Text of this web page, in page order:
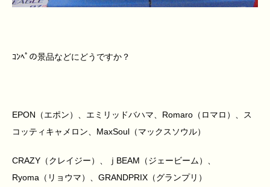
ｺﾝﾍﾟの景品などにどうですか？
EPON（エポン）、エミリッドバハマ、Romaro（ロマロ）、ス
コッティキャメロン、MaxSoul（マックスソウル）
CRAZY（クレイジー）、ｊBEAM（ジェービーム）、
Ryoma（リョウマ）、GRANDPRIX（グランプリ）